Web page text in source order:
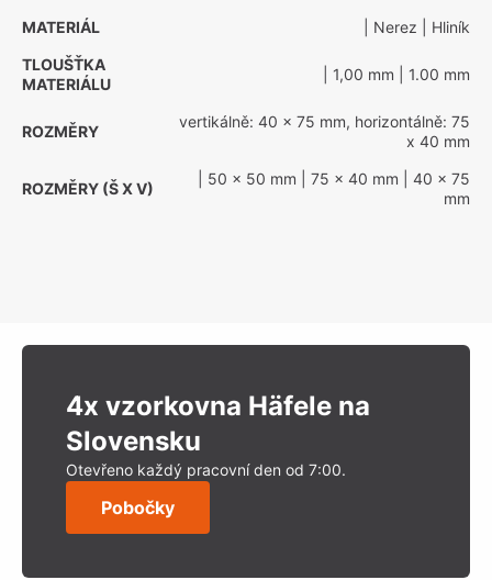
MATERIÁL
| Nerez | Hliník
TLOUŠŤKA
MATERIÁLU
| 1,00 mm | 1.00 mm
ROZMĚRY
vertikálně: 40 x 75 mm, horizontálně: 75
x 40 mm
ROZMĚRY (Š X V)
| 50 x 50 mm | 75 x 40 mm | 40 x 75
mm
4x vzorkovna Häfele na
Slovensku
Otevřeno každý pracovní den od 7:00.
Pobočky